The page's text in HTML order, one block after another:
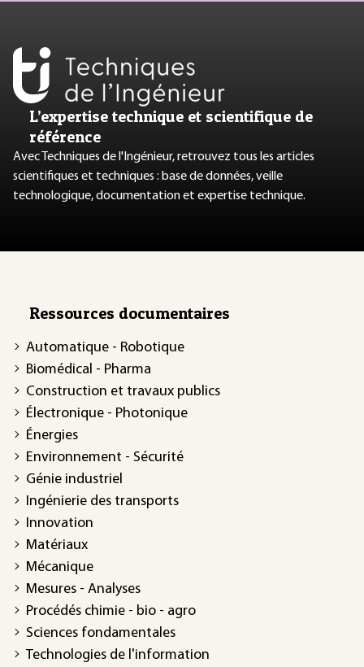
L’expertise technique et scientifique de
référence
Avec Techniques de l'Ingénieur, retrouvez tous les articles
scientifiques et techniques : base de données, veille
technologique, documentation et expertise technique.
Ressources documentaires
Automatique - Robotique
Biomédical - Pharma
Construction et travaux publics
Électronique - Photonique
Énergies
Environnement - Sécurité
Génie industriel
Ingénierie des transports
Innovation
Matériaux
Mécanique
Mesures - Analyses
Procédés chimie - bio - agro
Sciences fondamentales
Technologies de l'information